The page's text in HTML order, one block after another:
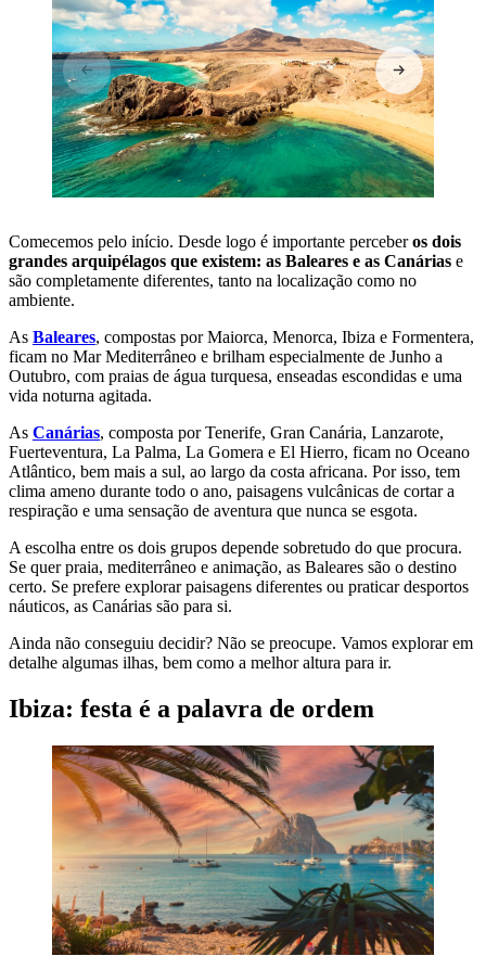
Comecemos pelo início. Desde logo é importante perceberos dois
grandes arquipélagos que existem: as Baleares e as Canárias e
são completamente diferentes, tanto na localização como no
ambiente.
As Baleares, compostas por Maiorca, Menorca, Ibiza e Formentera,
ficam no Mar Mediterrâneo e brilham especialmente de Junho a
Outubro, com praias de água turquesa, enseadas escondidas e uma
vida noturna agitada.
As Canárias, composta por Tenerife, Gran Canária, Lanzarote,
Fuerteventura, La Palma, La Gomera e El Hierro, ficam no Oceano
Atlântico, bem mais a sul, ao largo da costa africana. Por isso, tem
clima ameno durante todo o ano, paisagens vulcânicas de cortar a
respiração e uma sensação de aventura que nunca se esgota.
A escolha entre os dois grupos depende sobretudo do que procura.
Se quer praia, mediterrâneo e animação, as Baleares são o destino
certo. Se prefere explorar paisagens diferentes ou praticar desportos
náuticos, as Canárias são para si.
Ainda não conseguiu decidir? Não se preocupe. Vamos explorar em
detalhe algumas ilhas, bem como a melhor altura para ir.
Ibiza: festa é a palavra de ordem